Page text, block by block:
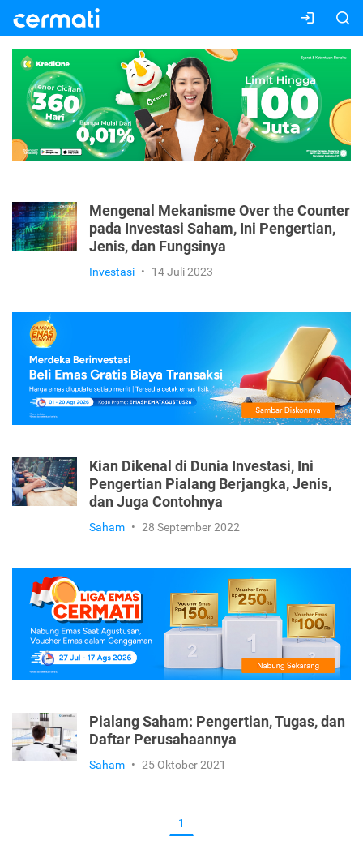
Mengenal Mekanisme Over the Counter
pada Investasi Saham, Ini Pengertian,
Jenis, dan Fungsinya
Investasi • 14 Juli 2023
Kian Dikenal di Dunia Investasi, Ini
Pengertian Pialang Berjangka, Jenis,
dan Juga Contohnya
Saham • 28 September 2022
Pialang Saham: Pengertian, Tugas, dan
Daftar Perusahaannya
Saham • 25 Oktober 2021
1